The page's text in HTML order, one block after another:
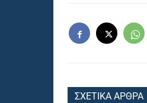
ΣΧΕΤΙΚΑ ΑΡΘΡΑ